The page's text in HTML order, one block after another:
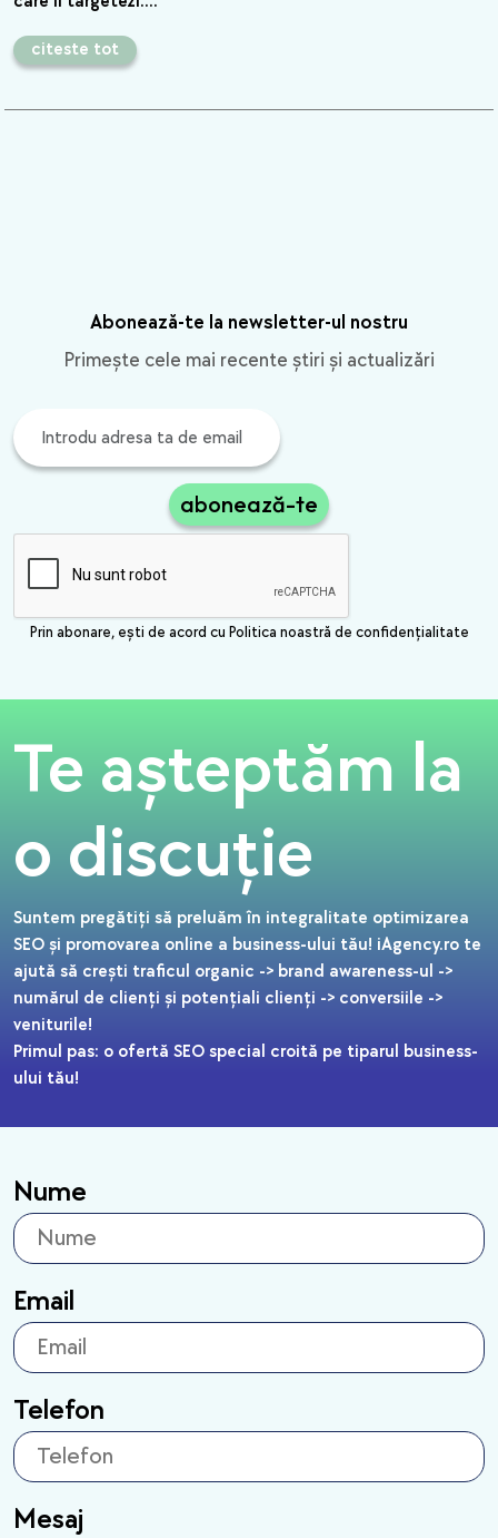
citeste tot
Abonează-te la newsletter-ul nostru
Primește cele mai recente știri și actualizări
abonează-te
Prin abonare, ești de acord cu Politica noastră de confidențialitate
Te așteptăm la
o discuție
Suntem pregătiți să preluăm în integralitate optimizarea
SEO și promovarea online a business-ului tău! iAgency.ro te
ajută să crești traficul organic -> brand awareness-ul ->
numărul de clienți și potențiali clienți -> conversiile ->
veniturile!
Primul pas: o ofertă SEO special croită pe tiparul business-
ului tău!
Nume
Email
Telefon
Mesaj